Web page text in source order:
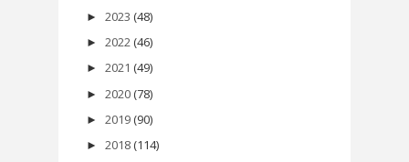
► 2023 (48)
► 2022 (46)
► 2021 (49)
► 2020 (78)
► 2019 (90)
► 2018 (114)